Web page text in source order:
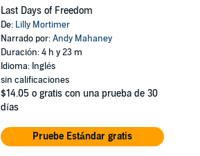
Last Days of Freedom
De: Lilly Mortimer
Narrado por:Andy Mahaney
Duración: 4 h y 23 m
Idioma: Inglés
sin calificaciones
$14.05 o gratis con una prueba de 30
días
Pruebe Estándar gratis